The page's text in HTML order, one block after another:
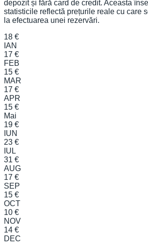
depozit și fără card de credit. Aceasta
statisticile reflectă prețurile reale cu care
la efectuarea unei rezervări.
18 €
IAN
17 €
FEB
15 €
MAR
17 €
APR
15 €
Mai
19 €
IUN
23 €
IUL
31 €
AUG
17 €
SEP
15 €
OCT
10 €
NOV
14 €
DEC